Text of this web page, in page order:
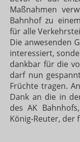
Maßnahmen
Bahnhof zu
für alle
Die anwesenden
interessiert,
dankbar für die
darf nun
Früchte tragen.
Dank an die in
des AK
König-Reuter, der